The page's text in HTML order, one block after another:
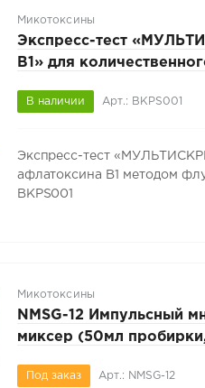
Микотоксины
Экспресс-тест
В1» для
101472374.019-2026, 50
В наличии Арт.: BKPS001
Экспресс-тест
афлатоксина В1 методом
BKPS001
Микотоксины
NMSG-12 Импульсный
миксер (50мл
Biotechnology Co., Ltd
Под заказ Арт.: NMSG-12